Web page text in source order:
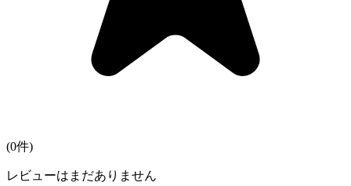
(0件)
レビューはまだありません